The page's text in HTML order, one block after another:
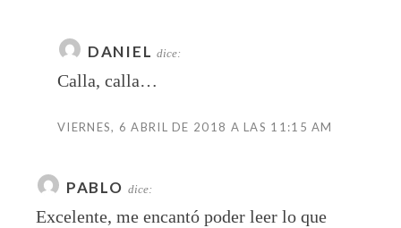
DANIEL dice:
Calla, calla…
VIERNES, 6 ABRIL DE 2018 A LAS 11:15 AM
PABLO dice:
Excelente, me encantó poder leer lo que